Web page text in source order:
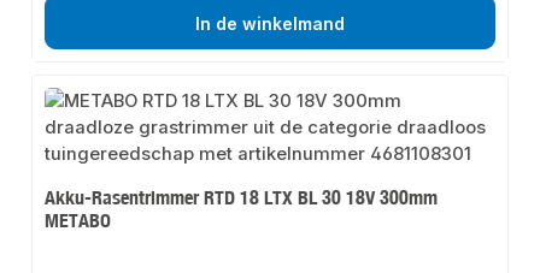
In de winkelmand
Akku-Rasentrimmer RTD 18 LTX BL 30 18V 300mm
METABO